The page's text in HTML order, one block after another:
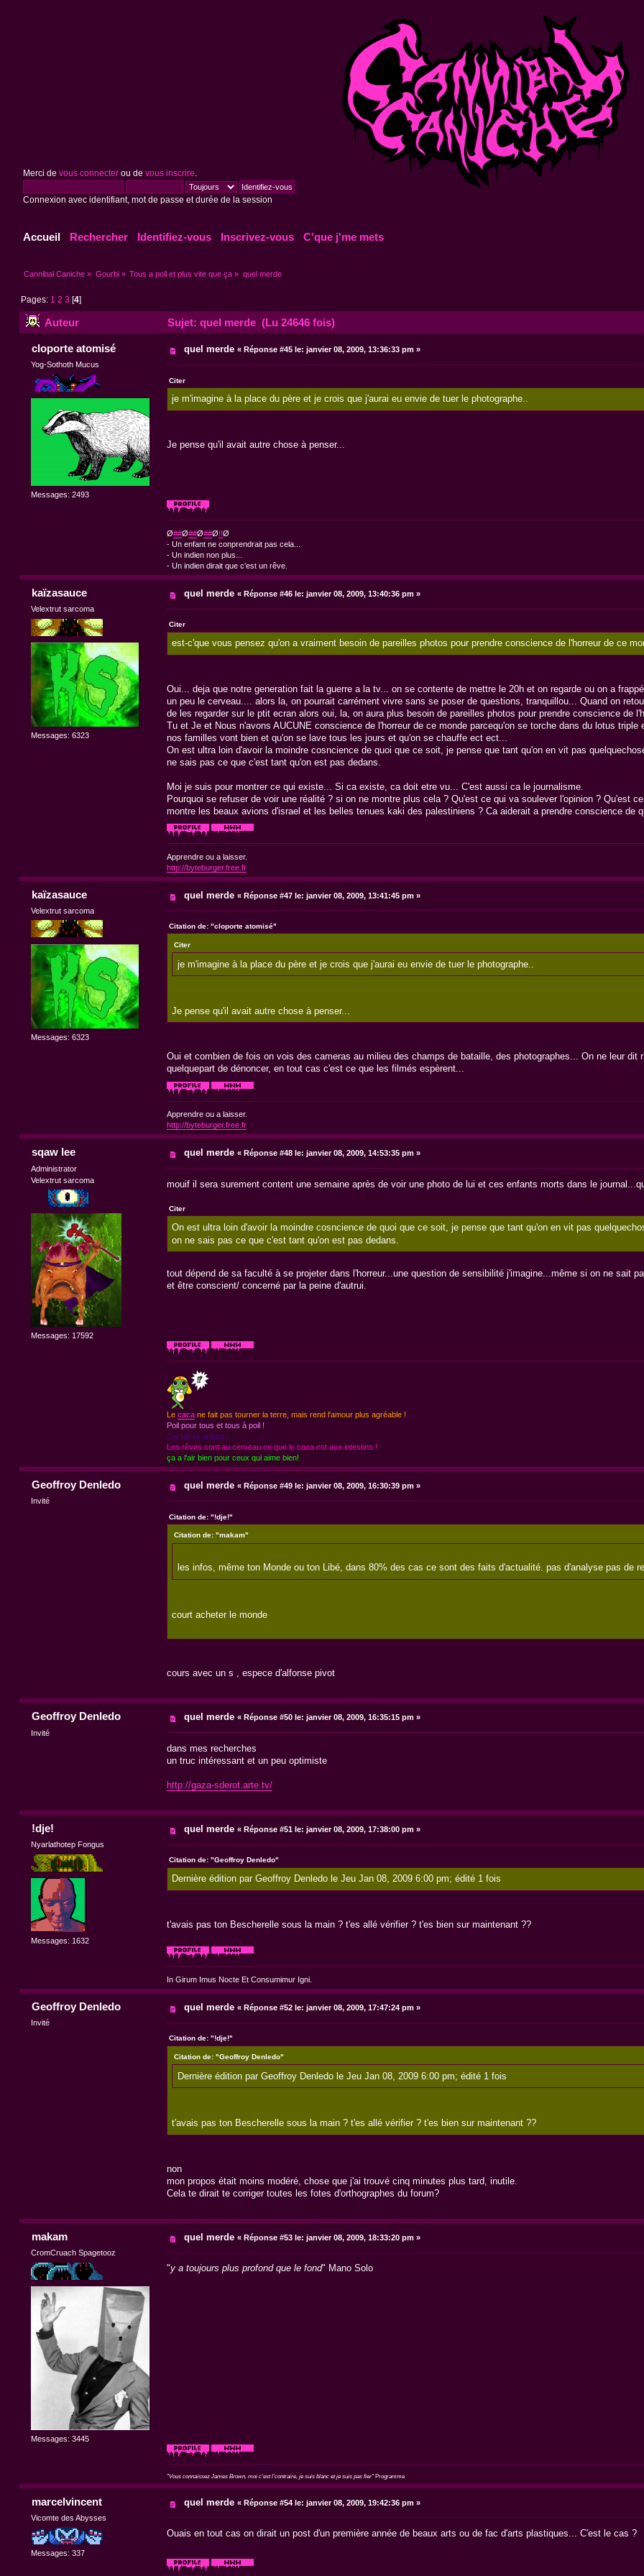
Merci de vous connecterou de vous inscrire
Connexion avec identifiant, mot de passe et durée de la session
Accueil Rechercher Identifiez-vous Inscrivez-vous C'que j'me mets
Cannibal Caniche » Gourbi» Tous a poil et plus vite que ça » quel merde
Pages: 1 2 3 [4]
Auteur Sujet: quel merde (Lu 24646 fois)
cloporte atomisé
Yog-Sothoth Mucus
Messages: 2493
quel merde « Réponse #45 le: janvier 08, 2009, 13:36:33 pm »
Citer
je m'imagine à la place du père et je crois que j'aurai eu envie de tuer le photographe..
Je pense qu'il avait autre chose à penser...
Ø##Ø##Ø##Ø!!Ø
- Un enfant ne conprendrait pas cela...
- Un indien non plus...
- Un indien dirait que c'est un rêve.
kaïzasauce
Velextrut sarcoma
Messages: 6323
quel merde « Réponse #46 le: janvier 08, 2009, 13:40:36 pm »
Citer
est-c'que vous pensez qu'on a vraiment besoin de pareilles photos pour prendre conscience de l'horreur de ce
Oui... deja que notre generation fait la guerre a la tv... on se contente de mettre le 20h et on regarde ou on a
un peu le cerveau.... alors la, on pourrait carrément vivre sans se poser de questions, tranquillou... Quand on
de les regarder sur le ptit ecran alors oui, la, on aura plus besoin de pareilles photos pour prendre conscience de
Tu et Je et Nous n'avons AUCUNE conscience de l'horreur de ce monde parcequ'on se torche dans du lotus
nos familles vont bien et qu'on se lave tous les jours et qu'on se chauffe ect ect...
On est ultra loin d'avoir la moindre cosncience de quoi que ce soit, je pense que tant qu'on en vit pas
ne sais pas ce que c'est tant qu'on est pas dedans.
Moi je suis pour montrer ce qui existe... Si ca existe, ca doit etre vu... C'est aussi ca le journalisme.
Pourquoi se refuser de voir une réalité ? si on ne montre plus cela ? Qu'est ce qui va soulever l'opinion ? Qu'est
montre les beaux avions d'israel et les belles tenues kaki des palestiniens ? Ca aiderait a prendre conscience de
Apprendre ou a laisser.
http://byteburger.free.fr
kaïzasauce
Velextrut sarcoma
Messages: 6323
quel merde « Réponse #47 le: janvier 08, 2009, 13:41:45 pm »
Citation de: "cloporte atomisé"
Citer
je m'imagine à la place du père et je crois que j'aurai eu envie de tuer le photographe..
Je pense qu'il avait autre chose à penser...
Oui et combien de fois on vois des cameras au milieu des champs de bataille, des photographes... On ne leur
quelquepart de dénoncer, en tout cas c'est ce que les filmés espèrent...
Apprendre ou a laisser.
http://byteburger.free.fr
sqaw lee
Administrator
Velextrut sarcoma
Messages: 17592
quel merde « Réponse #48 le: janvier 08, 2009, 14:53:35 pm »
mouif il sera surement content une semaine après de voir une photo de lui et ces enfants morts dans le
Citer
On est ultra loin d'avoir la moindre cosncience de quoi que ce soit, je pense que tant qu'on en vit pas
on ne sais pas ce que c'est tant qu'on est pas dedans.
tout dépend de sa faculté à se projeter dans l'horreur...une question de sensibilité j'imagine...même si on ne sait
et être conscient/ concerné par la peine d'autrui.
Le cacane fait pas tourner la terre, mais rend l'amour plus agréable !
Poil pour tous et tous à poil !
J'ai fait kk à ikea !
Les rêves sont au cerveau ce que le caca est aux intestins !
ça a l'air bien pour ceux qui aime bien!
Geoffroy Denledo
Invité
quel merde « Réponse #49 le: janvier 08, 2009, 16:30:39 pm »
Citation de: "!dje!"
Citation de: "makam"
les infos, même ton Monde ou ton Libé, dans 80% des cas ce sont des faits d'actualité. pas d'analyse pas de
court acheter le monde
cours avec un s , espece d'alfonse pivot
Geoffroy Denledo
Invité
quel merde « Réponse #50 le: janvier 08, 2009, 16:35:15 pm »
dans mes recherches
un truc intéressant et un peu optimiste
http://gaza-sderot.arte.tv/
!dje!
Nyarlathotep Fongus
Messages: 1632
quel merde « Réponse #51 le: janvier 08, 2009, 17:38:00 pm »
Citation de: "Geoffroy Denledo"
Dernière édition par Geoffroy Denledo le Jeu Jan 08, 2009 6:00 pm; édité 1 fois
t'avais pas ton Bescherelle sous la main ? t'es allé vérifier ? t'es bien sur maintenant ??
In Girum Imus Nocte Et Consumimur Igni.
Geoffroy Denledo
Invité
quel merde « Réponse #52 le: janvier 08, 2009, 17:47:24 pm »
Citation de: "!dje!"
Citation de: "Geoffroy Denledo"
Dernière édition par Geoffroy Denledo le Jeu Jan 08, 2009 6:00 pm; édité 1 fois
t'avais pas ton Bescherelle sous la main ? t'es allé vérifier ? t'es bien sur maintenant ??
non
mon propos était moins modéré, chose que j'ai trouvé cinq minutes plus tard, inutile.
Cela te dirait te corriger toutes les fotes d'orthographes du forum?
makam
CromCruach Spagetooz
Messages: 3445
quel merde « Réponse #53 le: janvier 08, 2009, 18:33:20 pm »
"y a toujours plus profond que le fond" Mano Solo
"Vous connaissez James Brown, moi c'est l'contraire, je suis blanc et je suis pas fier"Programme
marcelvincent
Vicomte des Abysses
Messages: 337
quel merde « Réponse #54 le: janvier 08, 2009, 19:42:36 pm »
Ouais en tout cas on dirait un post d'un première année de beaux arts ou de fac d'arts plastiques... C'est le cas ?